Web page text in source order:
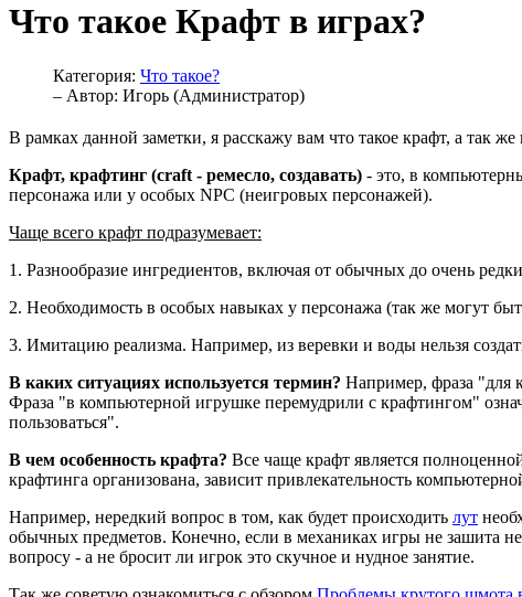
Что такое Крафт в играх?
Категория: Что такое?
– Автор: Игорь (Администратор)
В рамках данной заметки, я расскажу вам что такое крафт, а так
Крафт, крафтинг (craft - ремесло, создавать) - это, в
персонажа или у особых NPC (неигровых персонажей).
Чаще всего крафт подразумевает:
1. Разнообразие ингредиентов, включая от обычных до очень
2. Необходимость в особых навыках у персонажа (так же могут
3. Имитацию реализма. Например, из веревки и воды нельзя
В каких ситуациях используется термин? Например, фраза "для
Фраза "в компьютерной игрушке перемудрили с крафтингом"
пользоваться".
В чем особенность крафта? Все чаще крафт является
крафтинга организована, зависит привлекательность
Например, нередкий вопрос в том, как будет происходить лут
обычных предметов. Конечно, если в механиках игры не зашита
вопросу - а не бросит ли игрок это скучное и нудное занятие.